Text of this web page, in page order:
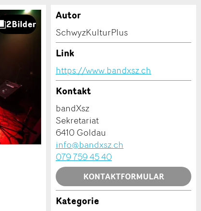
Autor
SchwyzKulturPlus
Link
https://www.bandxsz.ch
Kontakt
bandXsz
Sekretariat
6410 Goldau
info@bandxsz.ch
079 759 45 40
KONTAKTFORMULAR
Kategorie